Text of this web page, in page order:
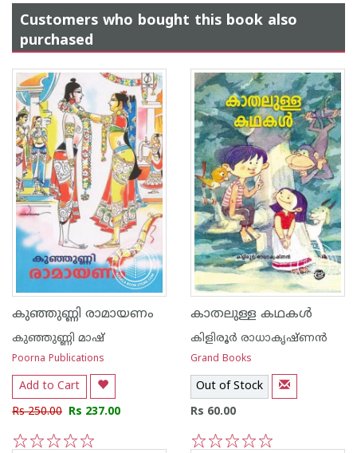
Customers who bought this book also
purchased
കുഞ്ഞുണ്ണി രാമായണം
കുഞ്ഞുണ്ണി മാഷ്‌
Poorna Publications
Add to Cart
Rs 250.00 Rs 237.00
കാതലുള്ള കഥകള്‍
കിളിരൂര്‍ രാധാകൃഷ്ണന്‍
Grand Books
Out of Stock
Rs 60.00